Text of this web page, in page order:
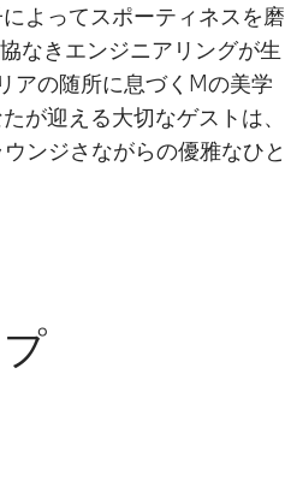
よってスポーティネスを磨
なきエンジニアリングが生
アの随所に息づくMの美学
が迎える大切なゲストは、
ンジさながらの優雅なひと